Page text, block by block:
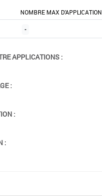
NOMBRE MAX D'APPLICATION
-
APPLICATIONS :
:
:
: